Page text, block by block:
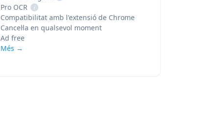
Pro OCR
i
Compatibilitat amb l'extensió de Chrome
Cancel·la en qualsevol moment
Ad free
Més →